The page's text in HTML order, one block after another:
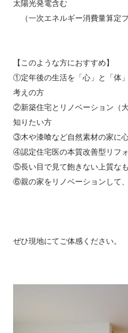
太陽光発電含む
（一次エネルギー消費量算定
【このような方におすすめ】
①定年後の生活を「心」と「体
考えの方
②新築住宅とリノベーション（
知りたい方
③木や漆喰など自然素材の家に
④認定住宅医の本質改善型リフ
⑤長い目で見て飽きない上質な
⑥親の家をリノベーションして
ぜひ現地にてご体感ください。